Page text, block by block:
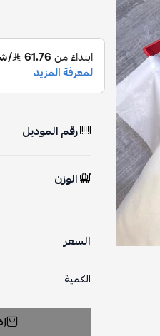
رقم الموديل
الوزن
السعر
الكمية